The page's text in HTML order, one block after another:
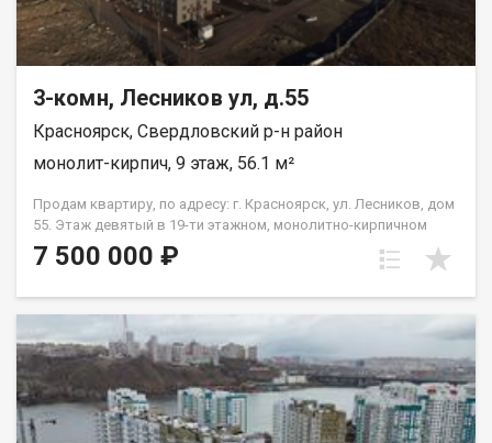
3-комн, Лесников ул, д.55
Красноярск, Свердловский р-н район
монолит-кирпич, 9 этаж, 56.1 м²
Продам квартиру, по адресу: г. Красноярск, ул. Лесников, дом
55. Этаж девятый в 19-ти этажном, монолитно-кирпичном
доме. Общая площадь- 56,1 кв.м., кухня-гостиная-18 кв.м.,
жилая--26,2 кв.м. Предчистовая отделка от застройщика.
доступность до других районов города. Близость знаковых
мест отдыха, досуга и развлечений - заповедник «Столбы»,
Фанпарк «Бобровый лог» и парк флоры и фауны «Роев ручей».
Благоустроенная набережная протяженностью 1450 метров
вдоль реки Енисей и 500 метров вдоль реки Базаиха с
организованными спусками к воде и остановкой речного
7 500 000 ₽